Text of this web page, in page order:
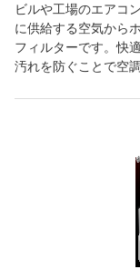
ビルや工場のエアコ
に供給する空気から
フィルターです。快
汚れを防ぐことで空